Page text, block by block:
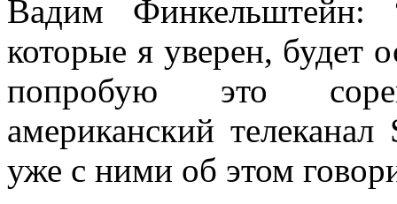
Вадим Финкельштейн:
которые я уверен, будет
попробую это
американский
уже с ними об этом